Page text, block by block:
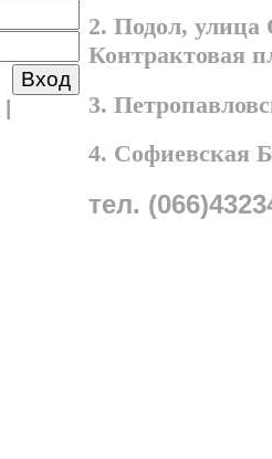
2. Подол,
Контрактовая
3.
4. Софиевская
тел.